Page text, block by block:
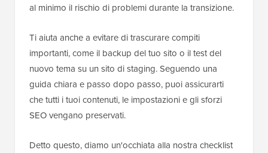
al minimo il rischio di problemi durante la transizione.
Ti aiuta anche a evitare di trascurare compiti
importanti, come il backup del tuo sito o il test del
nuovo tema su un sito di staging. Seguendo una
guida chiara e passo dopo passo, puoi assicurarti
che tutti i tuoi contenuti, le impostazioni e gli sforzi
SEO vengano preservati.
Detto questo, diamo un'occhiata alla nostra checklist